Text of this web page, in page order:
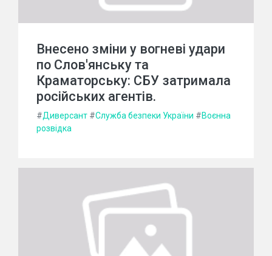
Внесено зміни у вогневі удари
по Слов'янську та
Краматорську: СБУ затримала
російських агентів.
#Диверсант #Служба безпеки України #Воєнна
розвідка